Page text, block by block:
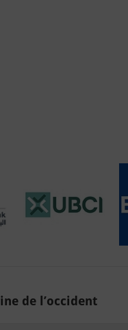
de l’occident